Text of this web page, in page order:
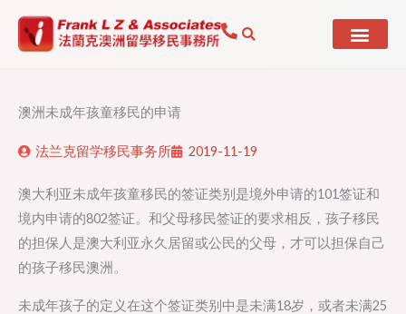
澳洲未成年孩童移民的申请
法兰克留学移民事务所 2019-11-19
澳大利亚未成年孩童移民的签证类别是境外申请的101签证和
境内申请的802签证。和父母移民签证的要求相反，孩子移民
的担保人是澳大利亚永久居留或公民的父母，才可以担保自己
的孩子移民澳洲。
未成年孩子的定义在这个签证类别中是未满18岁，或者未满25